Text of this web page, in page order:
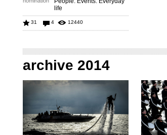
life
31 4 12440
archive 2014